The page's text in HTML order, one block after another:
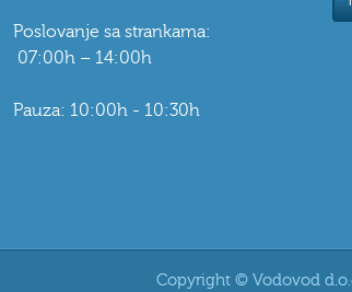
Poslovanje sa strankama:
07:00h – 14:00h
Pauza: 10:00h - 10:30h
Copyright © Vodovod